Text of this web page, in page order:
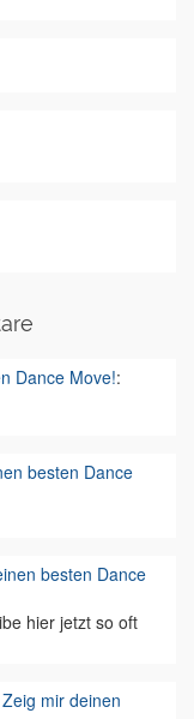
Dance Move!:
besten Dance
besten Dance
hier jetzt so oft
Zeig mir deinen